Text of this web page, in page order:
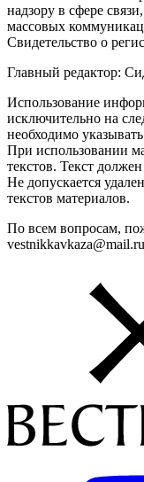
надзору в сфере
массовых
Свидетельство о
Главный редактор:
Использование
исключительно на
необходимо
При использовании
текстов. Текст
Не допускается
текстов материалов.
По всем вопросам,
vestnikkavkaza@mail.ru